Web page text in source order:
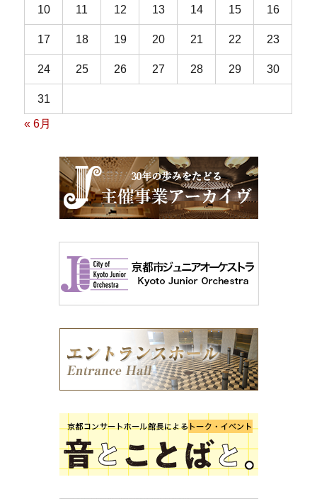
10 11 12 13 14 15 16
17 18 19 20 21 22 23
24 25 26 27 28 29 30
31
« 6月